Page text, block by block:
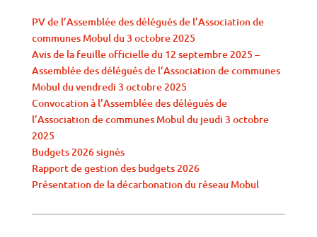
PV de l’Assemblée des délégués de l’Association de
communes Mobul du 3 octobre 2025
Avis de la feuille officielle du 12 septembre 2025 –
Assemblée des délégués de l’Association de communes
Mobul du vendredi 3 octobre 2025
Convocation à l’Assemblée des délégués de
l’Association de communes Mobul du jeudi 3 octobre
2025
Budgets 2026 signés
Rapport de gestion des budgets 2026
Présentation de la décarbonation du réseau Mobul